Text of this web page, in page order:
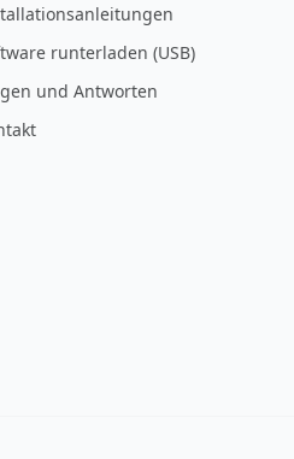
runterladen (USB)
und Antworten